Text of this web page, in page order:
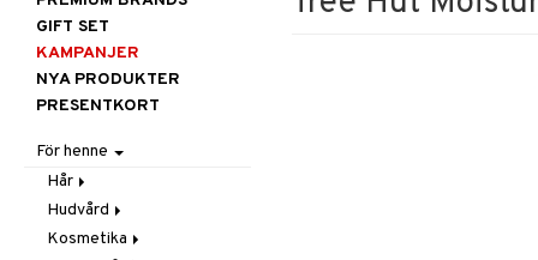
GIFT SET
KAMPANJER
NYA PRODUKTER
PRESENTKORT
För henne
Hår
Accessoarer
Balsam
Hudvård
Ansiktscremer
Kosmetika